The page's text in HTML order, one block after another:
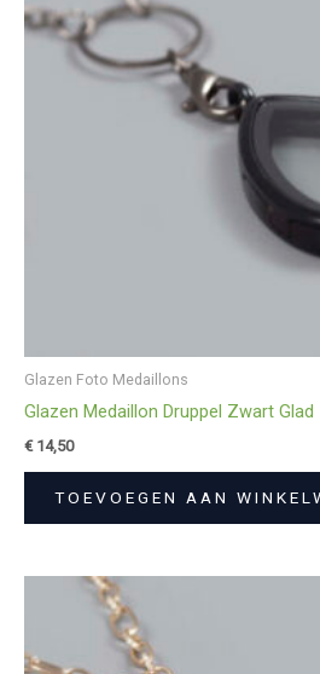
Glazen Foto Medaillons
Glazen Medaillon Druppel Zwart Glad
€14,50
TOEVOEGEN AAN